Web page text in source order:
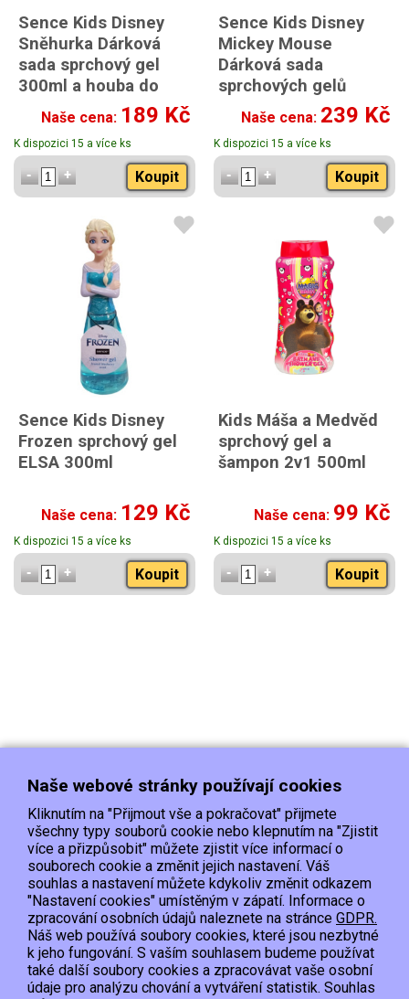
Sence Kids Disney
Sněhurka Dárková
sada sprchový gel
300ml a houba do
sprchy
Naše cena: 189 Kč
K dispozici 15 a více ks
Koupit
Sence Kids Disney
Mickey Mouse
Dárková sada
sprchových gelů
4x50ml
Naše cena: 239 Kč
K dispozici 15 a více ks
Koupit
Sence Kids Disney
Frozen sprchový gel
ELSA 300ml
Naše cena: 129 Kč
K dispozici 15 a více ks
Koupit
Kids Máša a Medvěd
sprchový gel a
šampon 2v1 500ml
Naše cena: 99 Kč
K dispozici 15 a více ks
Koupit
Doprava Platba
Kontakt/Reklamace
Obchodní podmínky
Ochrana os.údajů
EET :Podle zákona o evidenci tržeb je prodávající povinen vystavit kupujícímu
Zároveň je povinen zaevidovat přijatou tržbu u správce daně online; v případě
Naše webové stránky používají cookies
Kliknutím na "Přijmout vše a pokračovat" přijmete
všechny typy souborů cookie nebo klepnutím na "Zjistit
více a přizpůsobit" můžete zjistit více informací o
souborech cookie a změnit jejich nastavení. Váš
souhlas a nastavení můžete kdykoliv změnit odkazem
"Nastavení cookies" umístěným v zápatí. Informace o
zpracování osobních údajů naleznete na stránce GDPR.
Náš web používá soubory cookies, které jsou nezbytné
k jeho fungování. S vaším souhlasem budeme používat
také další soubory cookies a zpracovávat vaše osobní
údaje pro analýzu chování a vytváření statistik. Souhlas